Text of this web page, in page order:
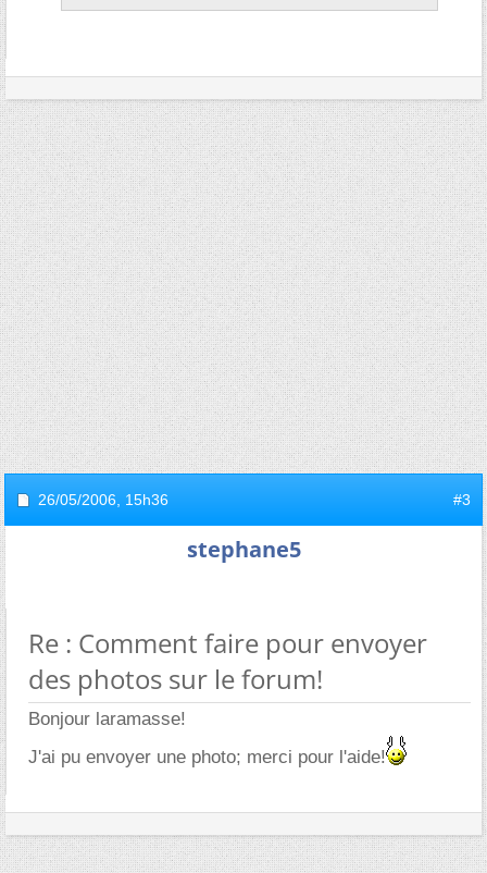
26/05/2006, 15h36 #3
stephane5
Re : Comment faire pour envoyer
des photos sur le forum!
Bonjour laramasse!
J'ai pu envoyer une photo; merci pour l'aide!